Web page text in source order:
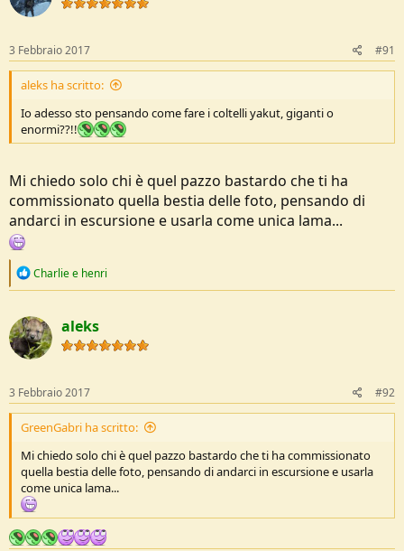
3 Febbraio 2017 #91
aleks ha scritto:
Io adesso sto pensando come fare i coltelli yakut, giganti o
enormi??!!
Mi chiedo solo chi è quel pazzo bastardo che ti ha
commissionato quella bestia delle foto, pensando di
andarci in escursione e usarla come unica lama...
R
c
t
i
o
s
:
Charliee henri
aleks
3 Febbraio 2017 #92
GreenGabri ha scritto:
Mi chiedo solo chi è quel pazzo bastardo che ti ha commissionato
quella bestia delle foto, pensando di andarci in escursione e usarla
come unica lama...